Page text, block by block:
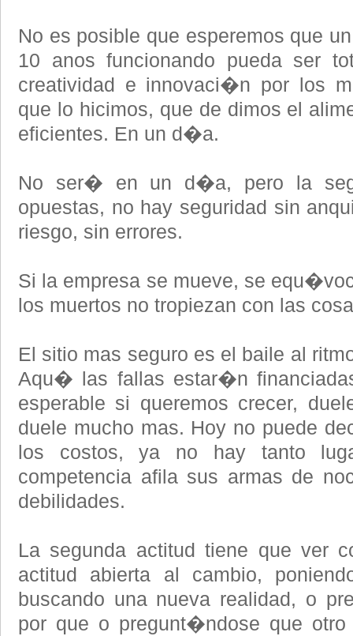
No es posible que esperemos que
10 anos funcionando pueda ser
creatividad e innovaci�n por los
que lo hicimos, que de dimos el
eficientes. En un d�a.
No ser� en un d�a, pero la
opuestas, no hay seguridad sin
riesgo, sin errores.
Si la empresa se mueve, se
los muertos no tropiezan con las
El sitio mas seguro es el baile al
Aqu� las fallas estar�n
esperable si queremos crecer,
duele mucho mas. Hoy no puede
los costos, ya no hay tanto
competencia afila sus armas de
debilidades.
La segunda actitud tiene que ver
actitud abierta al cambio,
buscando una nueva realidad, o
por que o pregunt�ndose que